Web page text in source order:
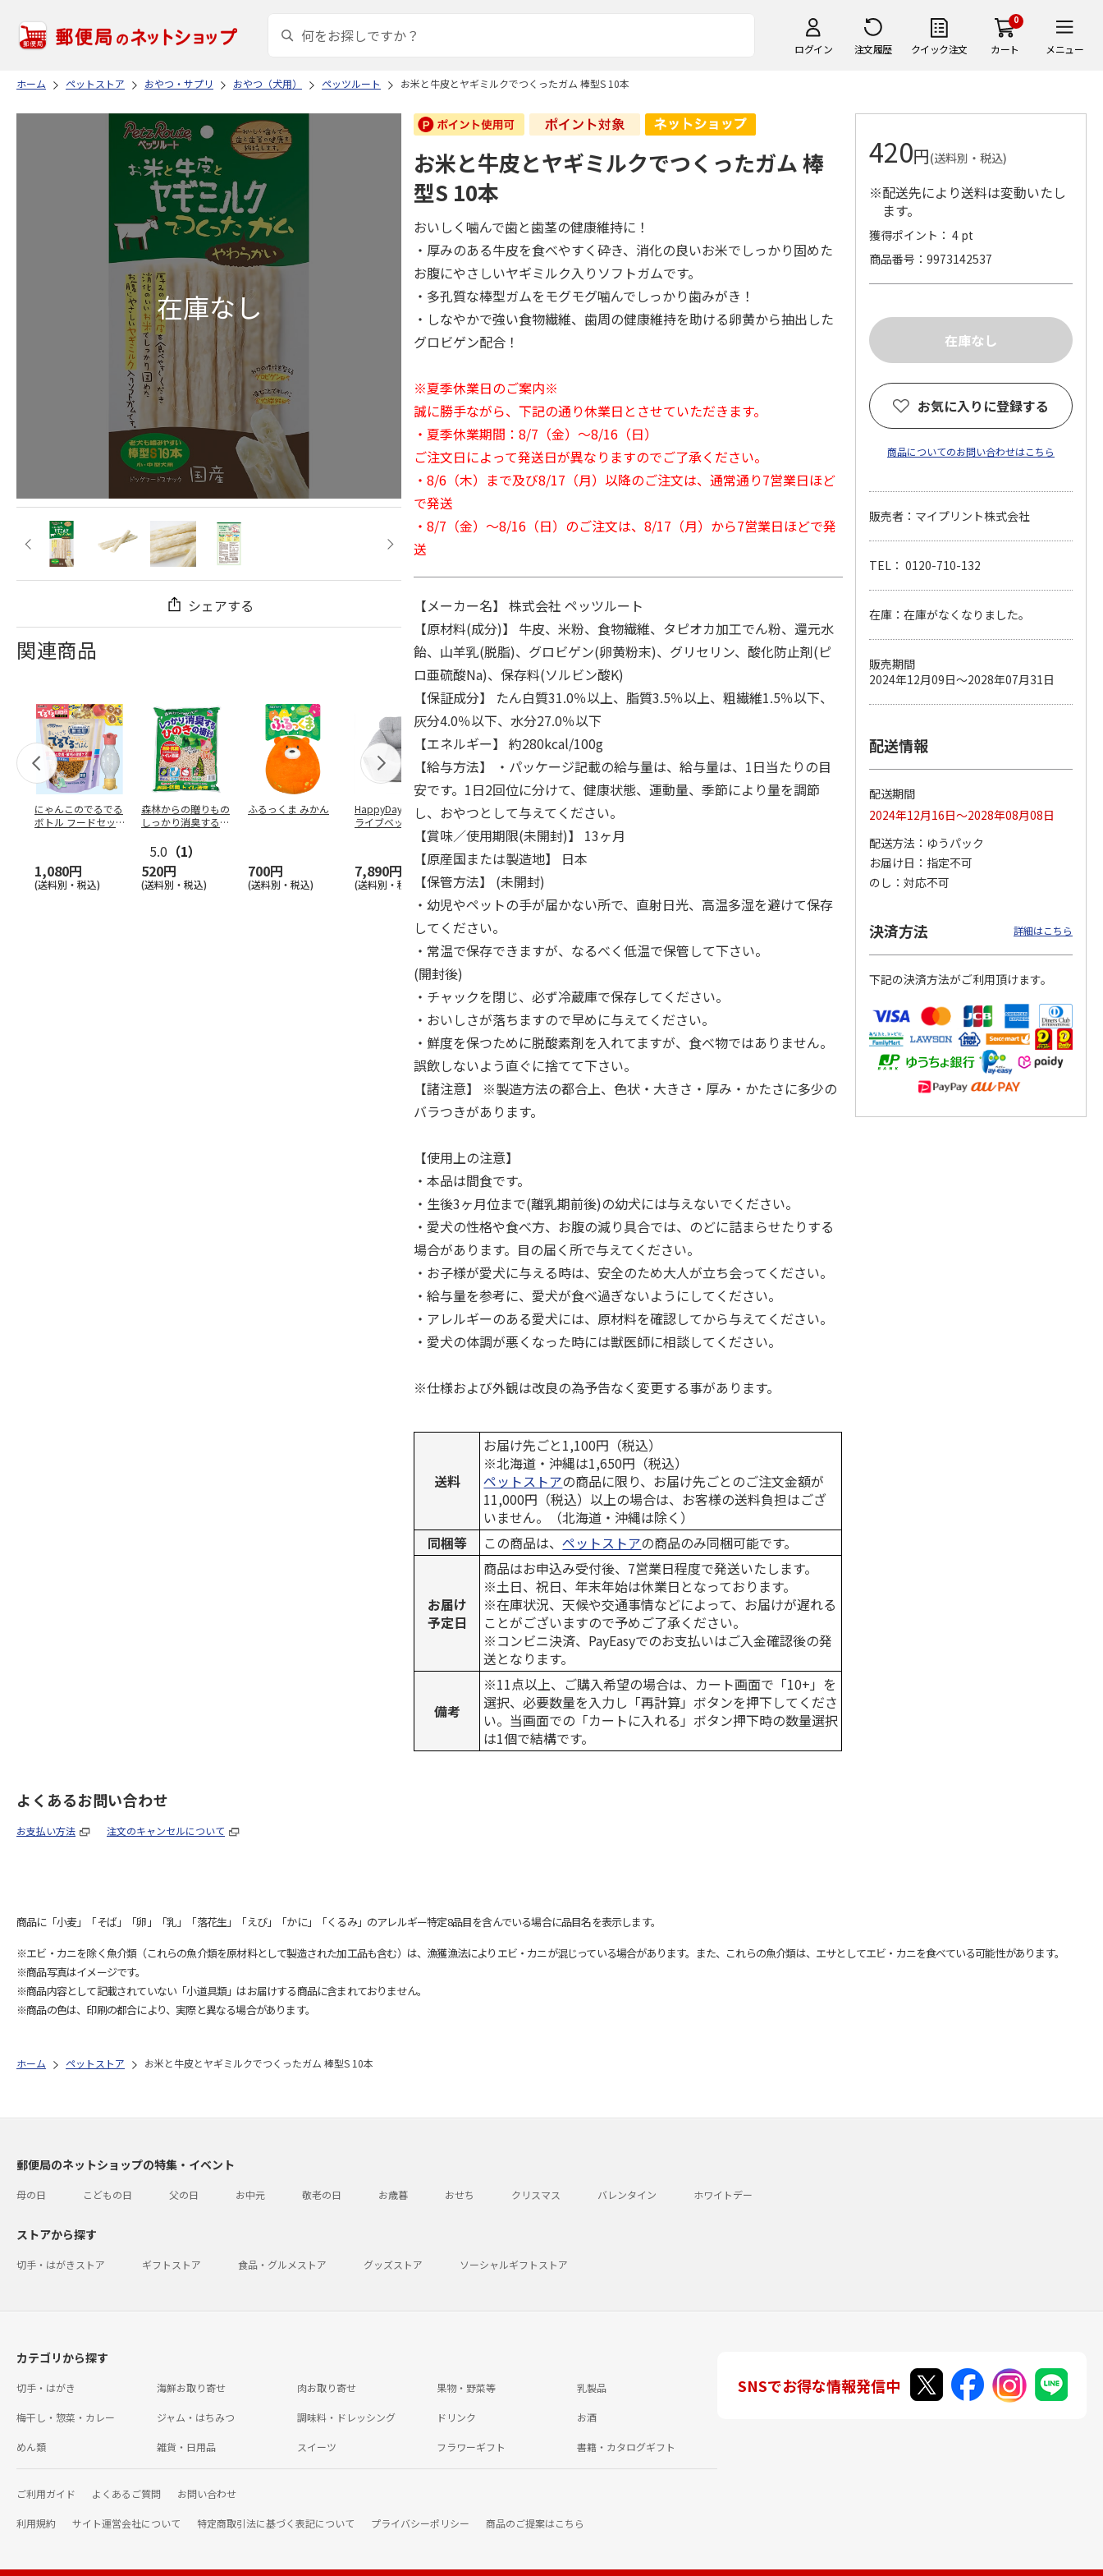
ログイン 注文履歴 クイック注文
0
カート メニュー
ホーム ペットストア おやつ・サプリ おやつ（犬用） ペッツルート お米と牛皮とヤギミルクでつくったガム 棒型S 10本
シェアする
関連商品
にゃんこのでるでる
ボトル フードセッ
1,080円
(送料別・税込)
森林からの贈りもの
しっかり消臭するひ
5.0 （1）
520円
(送料別・税込)
ふるっくま みかん
700円
(送料別・税込)
HappyDays 2wayド
ライブベッド グレ
7,890円
(送料別・税込)
獣医師開発 ニオイ
をとる砂専用 猫ト
イレ ナチュラルグ
1,550円
(送料別・税込)
デオトイレ 飛び散
らない消臭・抗菌サ
ンド 4L
1,320円
ペット線香 虹のか
なた フルーティフ
ローラルの香り
590円
(送料別・税込)
鈴虫の経木 3枚入
お米と牛皮とヤギミルクでつくったガム 棒
型S 10本
おいしく噛んで歯と歯茎の健康維持に！
・厚みのある牛皮を食べやすく砕き、消化の良いお米でしっかり固めた
お腹にやさしいヤギミルク入りソフトガムです。
・多孔質な棒型ガムをモグモグ噛んでしっかり歯みがき！
・しなやかで強い食物繊維、歯周の健康維持を助ける卵黄から抽出した
グロビゲン配合！
※夏季休業日のご案内※
誠に勝手ながら、下記の通り休業日とさせていただきます。
・夏季休業期間：8/7（金）～8/16（日）
ご注文日によって発送日が異なりますのでご了承ください。
・8/6（木）まで及び8/17（月）以降のご注文は、通常通り7営業日ほど
で発送
・8/7（金）～8/16（日）のご注文は、8/17（月）から7営業日ほどで発
送
【メーカー名】 株式会社 ペッツルート
【原材料(成分)】 牛皮、米粉、食物繊維、タピオカ加工でん粉、還元水
飴、山羊乳(脱脂)、グロビゲン(卵黄粉末)、グリセリン、酸化防止剤(ピ
ロ亜硫酸Na)、保存料(ソルビン酸K)
【保証成分】 たん白質31.0％以上、脂質3.5％以上、粗繊維1.5％以下、
灰分4.0％以下、水分27.0％以下
【エネルギー】 約280kcal/100g
【給与方法】 ・パッケージ記載の給与量は、給与量は、1日当たりの目
安です。1日2回位に分けて、健康状態、運動量、季節により量を調節
し、おやつとして与えてください。
【賞味／使用期限(未開封)】 13ヶ月
【原産国または製造地】 日本
【保管方法】 (未開封)
・幼児やペットの手が届かない所で、直射日光、高温多湿を避けて保存
してください。
・常温で保存できますが、なるべく低温で保管して下さい。
(開封後)
・チャックを閉じ、必ず冷蔵庫で保存してください。
・おいしさが落ちますので早めに与えてください。
・鮮度を保つために脱酸素剤を入れてますが、食べ物ではありません。
誤飲しないよう直ぐに捨てて下さい。
【諸注意】 ※製造方法の都合上、色状・大きさ・厚み・かたさに多少の
バラつきがあります。
【使用上の注意】
・本品は間食です。
・生後3ヶ月位まで(離乳期前後)の幼犬には与えないでください。
・愛犬の性格や食べ方、お腹の減り具合では、のどに詰まらせたりする
場合があります。目の届く所で与えてください。
・お子様が愛犬に与える時は、安全のため大人が立ち会ってください。
・給与量を参考に、愛犬が食べ過ぎないようにしてください。
・アレルギーのある愛犬には、原材料を確認してから与えてください。
・愛犬の体調が悪くなった時には獣医師に相談してください。
※仕様および外観は改良の為予告なく変更する事があります。
送料
お届け先ごと1,100円（税込）
※北海道・沖縄は1,650円（税込）
ペットストアの商品に限り、お届け先ごとのご注文金額が
11,000円（税込）以上の場合は、お客様の送料負担はござ
いません。（北海道・沖縄は除く）
同梱等
この商品は、ペットストアの商品のみ同梱可能です。
お届け
予定日
商品はお申込み受付後、7営業日程度で発送いたします。
※土日、祝日、年末年始は休業日となっております。
※在庫状況、天候や交通事情などによって、お届けが遅れる
ことがございますので予めご了承ください。
※コンビニ決済、PayEasyでのお支払いはご入金確認後の発
送となります。
備考
※11点以上、ご購入希望の場合は、カート画面で「10+」を
選択、必要数量を入力し「再計算」ボタンを押下してくださ
い。当画面での「カートに入れる」ボタン押下時の数量選択
は1個で結構です。
420円(送料別・税込)
※配送先により送料は変動いたし
ます。
獲得ポイント： 4 pt
商品番号
9973142537
お気に入りに登録する
商品についてのお問い合わせはこちら
販売者：マイプリント株式会社
TEL： 0120-710-132
在庫：在庫がなくなりました。
販売期間
2024年12月09日～2028年07月31日
配送情報
配送期間
2024年12月16日～2028年08月08日
配送方法
ゆうパック
お届け日
指定不可
のし
対応不可
決済方法 詳細はこちら
下記の決済方法がご利用頂けます。
よくあるお問い合わせ
お支払い方法 注文のキャンセルについて
商品に「小麦」「そば」「卵」「乳」「落花生」「えび」「かに」「くるみ」のアレルギー特定8品目を含んでいる場合に品目名を表示します。
※エビ・カニを除く魚介類（これらの魚介類を原材料として製造された加工品も含む）は、漁獲漁法によりエビ・カニが混じっている場合があります。また、これらの魚介類は、エサとしてエビ・カニを食べている可能性があります。
※商品写真はイメージです。
※商品内容として記載されていない「小道具類」はお届けする商品に含まれておりません。
※商品の色は、印刷の都合により、実際と異なる場合があります。
ホーム ペットストア お米と牛皮とヤギミルクでつくったガム 棒型S 10本
郵便局のネットショップの特集・イベント
母の日 こどもの日 父の日 お中元 敬老の日 お歳暮 おせち クリスマス バレンタイン ホワイトデー
ストアから探す
切手・はがきストア ギフトストア 食品・グルメストア グッズストア ソーシャルギフトストア
カテゴリから探す
切手・はがき 海鮮お取り寄せ 肉お取り寄せ 果物・野菜等 乳製品
梅干し・惣菜・カレー ジャム・はちみつ 調味料・ドレッシング ドリンク お酒
めん類 雑貨・日用品 スイーツ フラワーギフト 書籍・カタログギフト
ご利用ガイド よくあるご質問 お問い合わせ
利用規約 サイト運営会社について 特定商取引法に基づく表記について プライバシーポリシー 商品のご提案はこちら
SNSでお得な情報発信中